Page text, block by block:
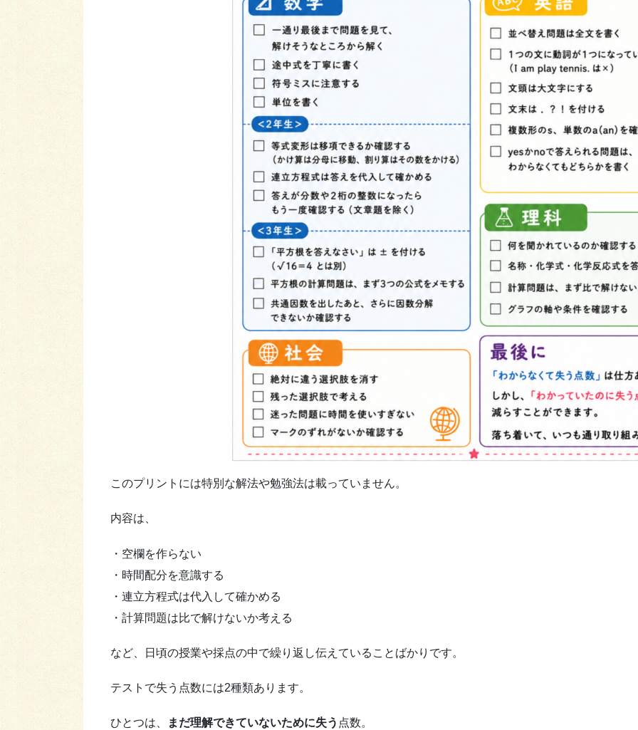
このプリントには特別な解法や勉強法は載っていません。
内容は、
・空欄を作らない
・時間配分を意識する
・連立方程式は代入して確かめる
・計算問題は比で解けないか考える
など、日頃の授業や採点の中で繰り返し伝えていることばかりです。
テストで失う点数には2種類あります。
ひとつは、 まだ理解できていないために失う 点数。